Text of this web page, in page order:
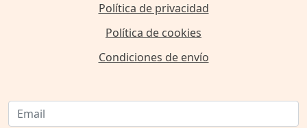
Política de privacidad
Política de cookies
Condiciones de envío